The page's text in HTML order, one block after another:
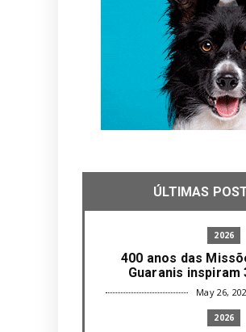
ÚLTIMAS
2026
400 anos das
Guaranis inspiram
May 26,
2026